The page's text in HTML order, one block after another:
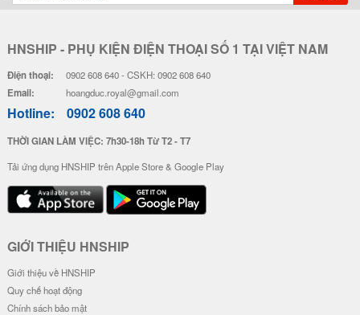
HNSHIP - PHỤ KIỆN ĐIỆN THOẠI SỐ 1 TẠI VIỆT NAM
Điện thoại: 0902 608 640 - CSKH: 0902 608 640
Email: hoangduc.royal@gmail.com
Hotline: 0902 608 640
THỜI GIAN LÀM VIỆC: 7h30-18h Từ T2 - T7
Tải ứng dụng HNSHIP trên Apple Store & Google Play
GIỚI THIỆU HNSHIP
Giới thiệu về HNSHIP
Quy chế hoạt động
Chính sách bảo mật